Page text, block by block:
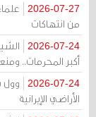
2026-07-27
من انتهاكات
2026-07-24
أكبر المحرمات..
2026-07-24
وول
الأراضي الإيرانية